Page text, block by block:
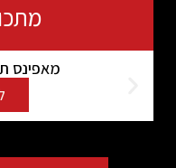
מתכונים
מאפינס תפוחים